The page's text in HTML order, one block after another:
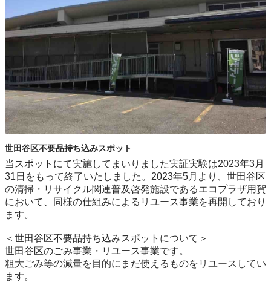
世田谷区不要品持ち込みスポット
当スポットにて実施してまいりました実証実験は2023年3月
31日をもって終了いたしました。2023年5月より、世田谷区
の清掃・リサイクル関連普及啓発施設であるエコプラザ用賀
において、同様の仕組みによるリユース事業を再開しており
ます。
＜世田谷区不要品持ち込みスポットについて＞
世⽥⾕区のごみ事業・リユース事業です。
粗⼤ごみ等の減量を⽬的にまだ使えるものをリユースしてい
ます。